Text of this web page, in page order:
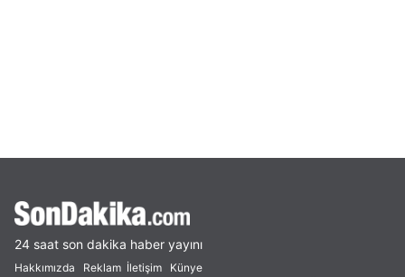
24 saat son dakika haber yayını
Hakkımızda Reklam İletişim Künye